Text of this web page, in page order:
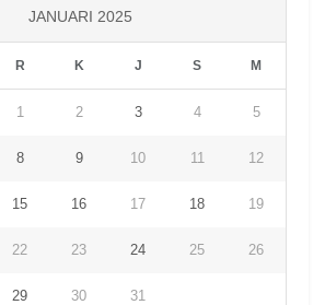
JANUARI 2025
R K J S M
1 2 3 4 5
8 9 10 11 12
15 16 17 18 19
22 23 24 25 26
29 30 31